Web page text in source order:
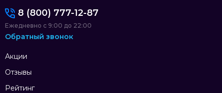
Акции
Отзывы
Рейтинг
8 (800) 777-12-87
Ежедневно с 9:00 до 22:00
Обратный звонок